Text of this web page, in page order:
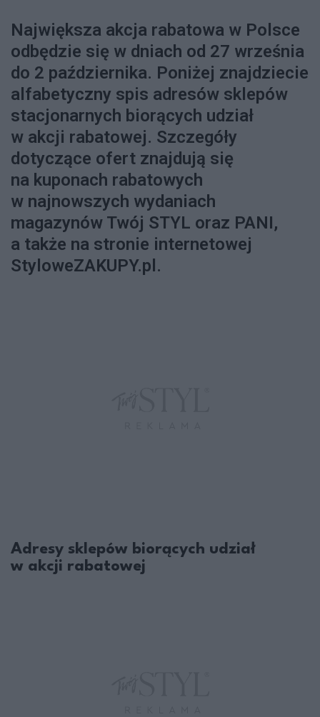
Największa akcja rabatowa w Polsce
odbędzie się w dniach od 27 września
do 2 października. Poniżej znajdziecie
alfabetyczny spis adresów sklepów
stacjonarnych biorących udział
w akcji rabatowej. Szczegóły
dotyczące ofert znajdują się
na kuponach rabatowych
w najnowszych wydaniach
magazynów Twój STYL oraz PANI,
a także na stronie internetowej
StyloweZAKUPY.pl.
Adresy sklepów biorących udział
w akcji rabatowej